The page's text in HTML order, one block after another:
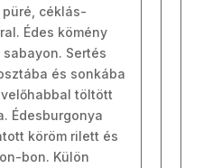
céklás-
Édes kömény
Sertés
és sonkába
töltött
Édesburgonya
köröm rilett és
bon. Külön